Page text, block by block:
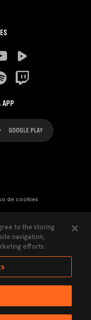
APP
de cookies
de Privacidad
sin el permiso del Valencia
to the storing
navigation,
efforts.